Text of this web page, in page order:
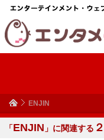
ENJIN
「ENJIN 」に関連する ２